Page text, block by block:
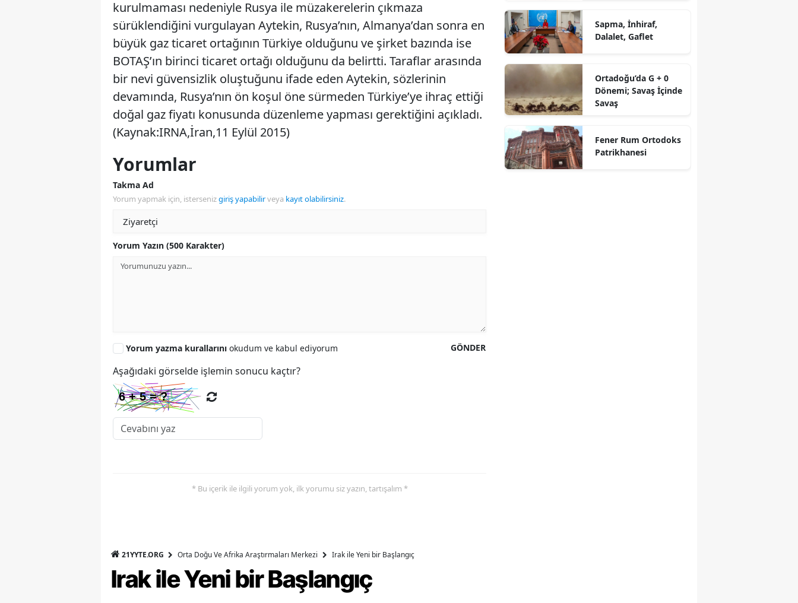
kurulmaması nedeniyle Rusya ile müzakerelerin çıkmaza
sürüklendiğini vurgulayan Aytekin, Rusya’nın, Almanya’dan sonra en
büyük gaz ticaret ortağının Türkiye olduğunu ve şirket bazında ise
BOTAŞ’ın birinci ticaret ortağı olduğunu da belirtti. Taraflar arasında
bir nevi güvensizlik oluştuğunu ifade eden Aytekin, sözlerinin
devamında, Rusya’nın ön koşul öne sürmeden Türkiye’ye ihraç ettiği
doğal gaz fiyatı konusunda düzenleme yapması gerektiğini açıkladı.
(Kaynak:IRNA,İran,11 Eylül 2015)
Yorumlar
Takma Ad
Yorum yapmak için, istersenizgiriş yapabilirveya kayıt olabilirsiniz.
Yorum Yazın (500 Karakter)
GÖNDER
Yorum yazma kurallarını okudum ve kabul ediyorum
Aşağıdaki görselde işlemin sonucu kaçtır?
* Bu içerik ile ilgili yorum yok, ilk yorumu siz yazın, tartışalım *
Sapma, İnhiraf,
Dalalet, Gaflet
Ortadoğu’da G + 0
Dönemi; Savaş İçinde
Savaş
Fener Rum Ortodoks
Patrikhanesi
21YYTE.ORG Orta Doğu Ve Afrika Araştırmaları Merkezi Irak ile Yeni bir Başlangıç
Irak ile Yeni bir Başlangıç